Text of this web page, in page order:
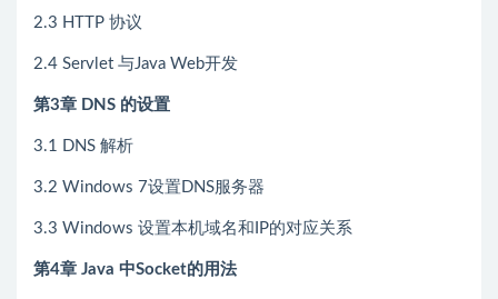
2.3 HTTP 协议
2.4 Servlet 与Java Web开发
第3章 DNS 的设置
3.1 DNS 解析
3.2 Windows 7设置DNS服务器
3.3 Windows 设置本机域名和IP的对应关系
第4章 Java 中Socket的用法